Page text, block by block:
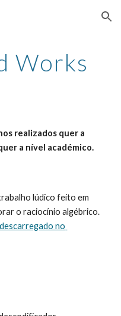
Skip to navigation
Works
realizados quer a
a nível académico.
lúdico feito em
o raciocínio algébrico.
no